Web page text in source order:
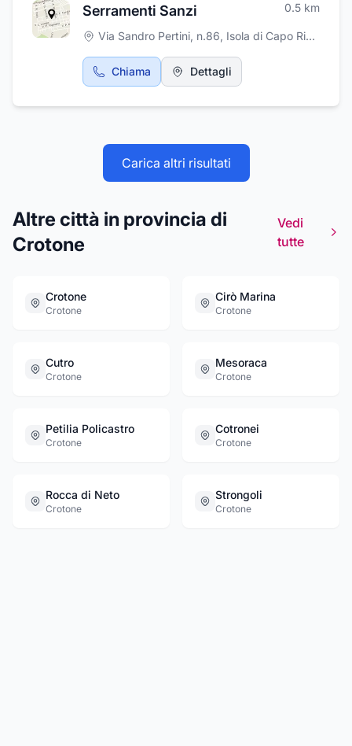
Serramenti Sanzi 0.5 km
Via Sandro Pertini, n.86, Isola di Capo Rizzuto
Chiama Dettagli
Carica altri risultati
Altre città in provincia di
Crotone
Vedi
tutte
Crotone
Crotone
Cirò Marina
Crotone
Cutro
Crotone
Mesoraca
Crotone
Petilia Policastro
Crotone
Cotronei
Crotone
Rocca di Neto
Crotone
Strongoli
Crotone